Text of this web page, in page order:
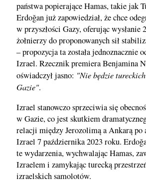
państwa popierające Hamas, takie jak
Erdoğan już zapowiedział, że chce
w przyszłości Gazy, oferując wysłanie
żołnierzy do proponowanych sił
– propozycja ta została jednoznacznie
Izrael. Rzecznik premiera Benjamina
oświadczył jasno: "Nie będzie
Gazie".
Izrael stanowczo sprzeciwia się
w Gazie, co jest skutkiem
relacji między Jerozolimą a Ankarą po
Izrael 7 października 2023 roku.
te wydarzenia, wychwalając Hamas,
Izraelem i zamykając turecką
izraelskich samolotów.